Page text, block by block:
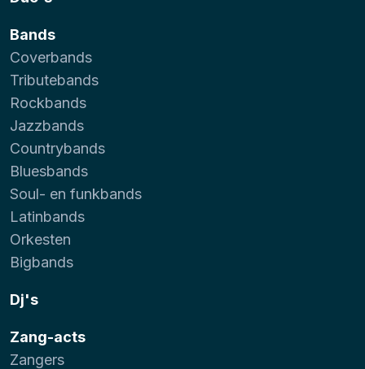
Bands
Coverbands
Tributebands
Rockbands
Jazzbands
Countrybands
Bluesbands
Soul- en funkbands
Latinbands
Orkesten
Bigbands
Dj's
Zang-acts
Zangers